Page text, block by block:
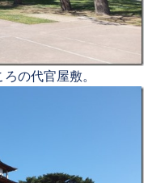
の代官屋敷。